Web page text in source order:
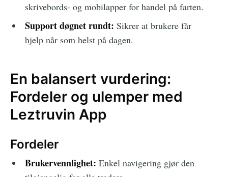
skrivebords- og mobilapper for handel på farten.
Support døgnet rundt: Sikrer at brukere får
hjelp når som helst på dagen.
En balansert vurdering:
Fordeler og ulemper med
Leztruvin App
Fordeler
Brukervennlighet: Enkel navigering gjør den